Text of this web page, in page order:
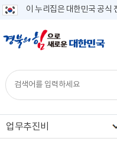
이 누리집은 대한민국 공식
업무추진비